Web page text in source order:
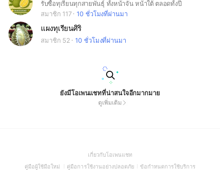
รับซื้อทุเรียนทุกสายพันธุ์ ทั้งหน้าจัน หน้าใต้ ตลอดทั้งปี
สมาชิก 117
10 ชั่วโมงที่ผ่านมา
แผงทุเรียนศิริ
สมาชิก 52 10 ชั่วโมงที่ผ่านมา
ยังมีโอเพนแชทที่น่าสนใจอีกมากมาย
ดูเพิ่มเติม
เกี่ยวกับโอเพนแชท(Open
in
คู่มือผู้ใช้มือใหม่ (Open
คู่มือการใช้งานอย่างปลอดภัย(Open
ข้อกำหนดการใช้บริการ(Open